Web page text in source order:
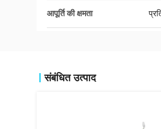
आपूर्ति की क्षमता
संबंधित उत्पाद